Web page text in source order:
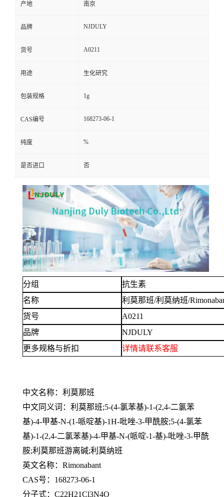
产地 南京
品牌 NJDULY
货号 A0211
用途 生化研究
包装规格 1g
CAS编号 168273-06-1
纯度 %
是否进口 否
分组
抗生素
名称
利莫那班/利莫纳班/
货号
A0211
品牌
NJDULY
更多规格与折扣
详情请联系客服
中文名称：利莫那班
中文同义词：利莫那班;5-(4-氯苯基)-1-(2,4-二氯苯
基)-4-甲基-N-(1-哌啶基)-1H-吡唑-3-甲酰胺;5-(4-氯苯
基)-1-(2,4-二氯苯基)-4-甲基-N-(哌啶-1-基)-吡唑-3-甲酰
胺;利莫那班游离碱;利莫纳班
英文名称： Rimonabant
CAS号：168273-06-1
分子式： C22H21Cl3N4O